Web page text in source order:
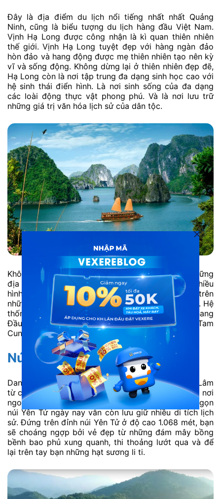
Đây là địa điểm du lịch nổi tiếng nhất nhất Quảng
Ninh, cũng là biểu tượng du lịch hàng đầu Việt Nam.
Vịnh Hạ Long được công nhận là kì quan thiên nhiên
thế giới. Vịnh Hạ Long tuyệt đẹp với hàng ngàn đảo
hòn đảo và hang động được mẹ thiên nhiên tạo nên kỳ
vĩ và sống động. Không dừng lại ở thiên nhiên đẹp đẽ,
Hạ Long còn là nơi tập trung đa dạng sinh học cao với
hệ sinh thái điển hình. Là nơi sinh sống của đa dạng
các loài động thực vật phong phú. Và là nơi lưu trữ
những giá trị văn hóa lịch sử của dân tộc.
Không thể chỉ một ngày mà thăm thú hết được những
địa điểm kỳ vĩ và xinh đẹp của Vịnh Hạ Long. Nhiều
hình thức du lịch hấp dẫn được phát triển trên
những đảo đất, hang động, bãi tắm, cảnh quan đẹp. Hệ
thống hang động hấp dẫn nhất là Thiên Cung, hang
Đầu Gỗ, động Sửng Sốt, hang Trinh Nữ, động Tam
Cung…
Núi Yên Tử
Danh thắng Yên Tử là cái nôi của Thiền phái Trúc Lâm
từ cuối thế kỷ 13. Từ xưa, núi Yên Tử đã nổi tiếng là nơi
ngoạn mục và được liệt vào Danh sơn đất Việt. Ngọn
núi Yên Tử ngày nay vẫn còn lưu giữ nhiều di tích lịch
sử. Đứng trên đỉnh núi Yên Tử ở độ cao 1.068 mét, bạn
sẽ choáng ngợp bởi vẻ đẹp từ những đám mây bồng
bềnh bao phủ xung quanh, thi thoảng lướt qua và để
lại trên tay bạn những hạt sương li ti.